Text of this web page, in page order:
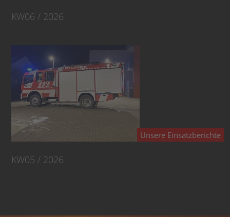
KW06 / 2026
Unsere Einsatzberichte
KW05 / 2026